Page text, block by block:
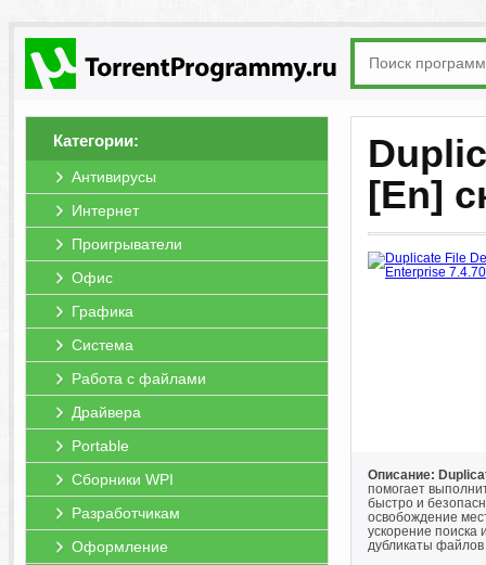
Категории:
Антивирусы
Интернет
Проигрыватели
Офис
Графика
Система
Работа с файлами
Драйвера
Portable
Сборники WPI
Разработчикам
Оформление
[En]
Описание:
помогает
быстро и
освобождение
ускорение
дубликаты